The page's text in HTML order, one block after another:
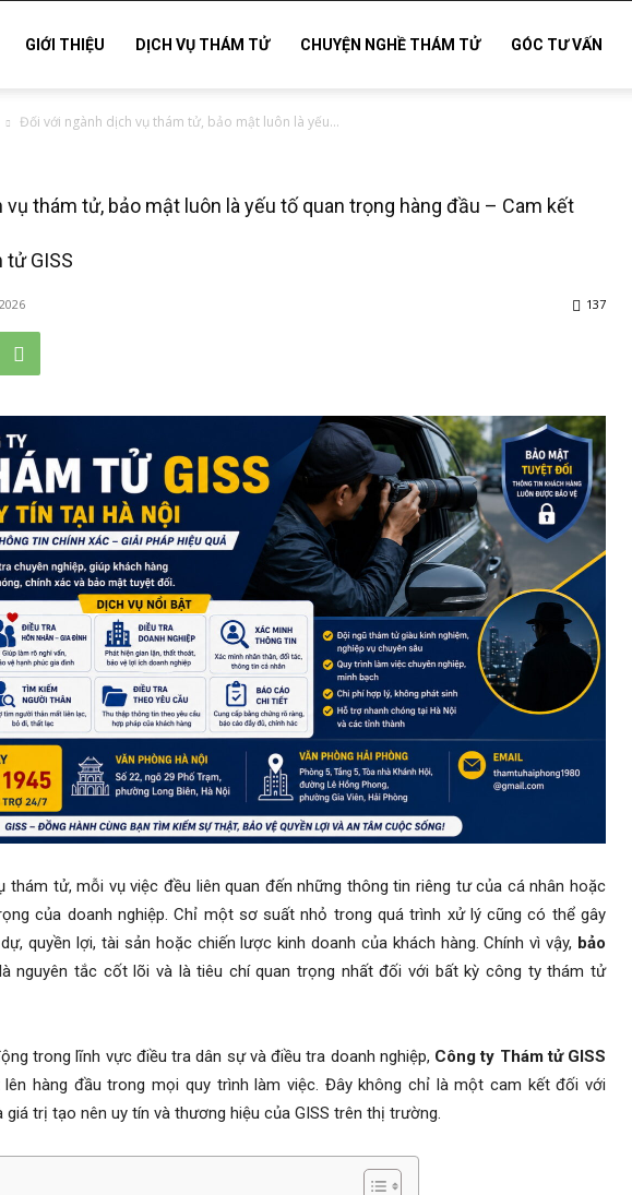
GIỚI THIỆU DỊCH VỤ THÁM TỬ CHUYỆN NGHỀ THÁM TỬ GÓC TƯ VẤN
Đối với ngành dịch vụ thám tử, bảo mật luôn là yếu...
thám tử, bảo mật luôn là yếu tố quan trọng hàng đầu – Cam kết
tử GISS
137
thám tử, mỗi vụ việc đều liên quan đến những thông tin riêng tư của cá nhân hoặc
của doanh nghiệp. Chỉ một sơ suất nhỏ trong quá trình xử lý cũng có thể gây
quyền lợi, tài sản hoặc chiến lược kinh doanh của khách hàng. Chính vì vậy, bảo
nguyên tắc cốt lõi và là tiêu chí quan trọng nhất đối với bất kỳ công ty thám tử
trong lĩnh vực điều tra dân sự và điều tra doanh nghiệp, Công ty Thám tử GISS
hàng đầu trong mọi quy trình làm việc. Đây không chỉ là một cam kết đối với
giá trị tạo nên uy tín và thương hiệu của GISS trên thị trường.